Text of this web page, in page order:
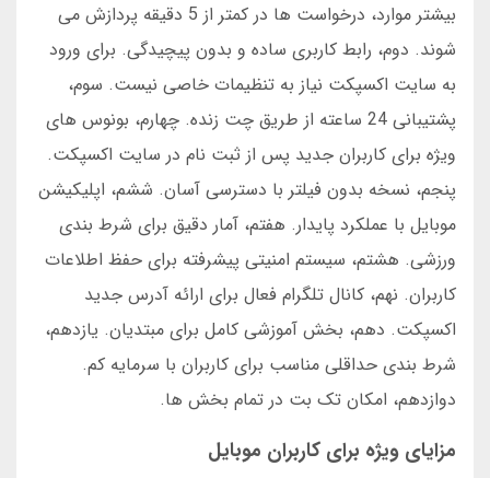
بیشتر موارد، درخواست ها در کمتر از 5 دقیقه پردازش می
شوند. دوم، رابط کاربری ساده و بدون پیچیدگی. برای ورود
به سایت اکسپکت نیاز به تنظیمات خاصی نیست. سوم،
پشتیبانی 24 ساعته از طریق چت زنده. چهارم، بونوس های
ویژه برای کاربران جدید پس از ثبت نام در سایت اکسپکت.
پنجم، نسخه بدون فیلتر با دسترسی آسان. ششم، اپلیکیشن
موبایل با عملکرد پایدار. هفتم، آمار دقیق برای شرط بندی
ورزشی. هشتم، سیستم امنیتی پیشرفته برای حفظ اطلاعات
کاربران. نهم، کانال تلگرام فعال برای ارائه آدرس جدید
اکسپکت. دهم، بخش آموزشی کامل برای مبتدیان. یازدهم،
شرط بندی حداقلی مناسب برای کاربران با سرمایه کم.
دوازدهم، امکان تک بت در تمام بخش ها.
مزایای ویژه برای کاربران موبایل